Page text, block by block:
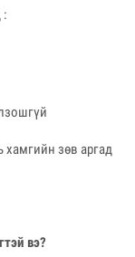
:
хамгийн зөв аргад
вэ?